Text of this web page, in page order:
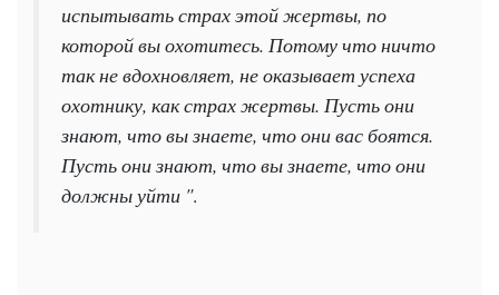
испытывать страх этой жертвы, по
которой вы охотитесь. Потому что ничто
так не вдохновляет, не оказывает успеха
охотнику, как страх жертвы. Пусть они
знают, что вы знаете, что они вас боятся.
Пусть они знают, что вы знаете, что они
должны уйти ".